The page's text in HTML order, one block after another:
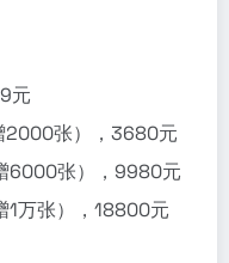
元
2000张），3680元
6000张），9980元
1万张），18800元